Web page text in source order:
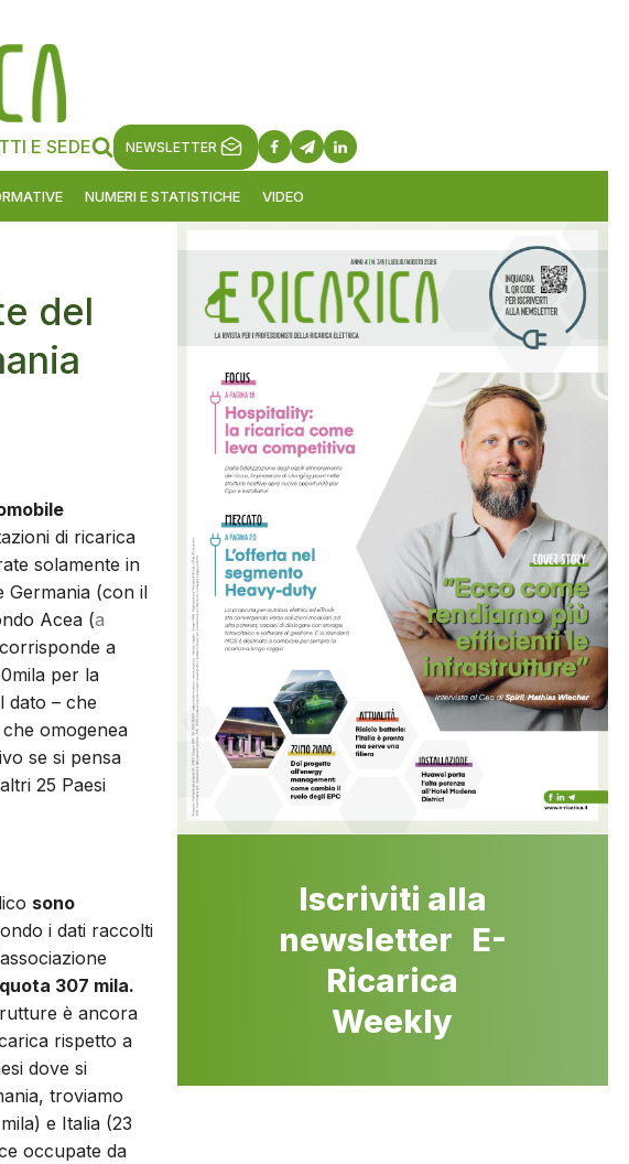
E SEDE NEWSLETTER
NUMERI E STATISTICHE VIDEO
del
di ricarica
solamente in
Germania (con il
Acea (a
a
per la
dato – che
omogenea
se si pensa
25 Paesi
sono
i dati raccolti
quota 307 mila.
è ancora
rispetto a
dove si
troviamo
e Italia (23
occupate da
Iscriviti alla
newsletter E-
Ricarica
Weekly